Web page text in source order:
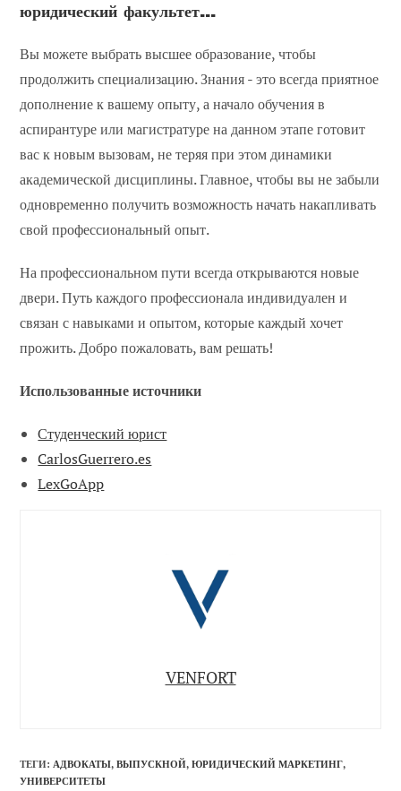
юридический факультет...
Вы можете выбрать высшее образование, чтобы
продолжить специализацию. Знания - это всегда приятное
дополнение к вашему опыту, а начало обучения в
аспирантуре или магистратуре на данном этапе готовит
вас к новым вызовам, не теряя при этом динамики
академической дисциплины. Главное, чтобы вы не забыли
одновременно получить возможность начать накапливать
свой профессиональный опыт.
На профессиональном пути всегда открываются новые
двери. Путь каждого профессионала индивидуален и
связан с навыками и опытом, которые каждый хочет
прожить. Добро пожаловать, вам решать!
Использованные источники
Студенческий юрист
CarlosGuerrero.es
LexGoApp
VENFORT
ТЕГИ: АДВОКАТЫ, ВЫПУСКНОЙ, ЮРИДИЧЕСКИЙ МАРКЕТИНГ,
УНИВЕРСИТЕТЫ